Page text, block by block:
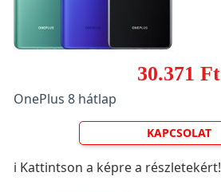
30.371 Ft
OnePlus 8 hátlap
KAPCSOLAT
ℹ️ Kattintson a képre a részletekért!